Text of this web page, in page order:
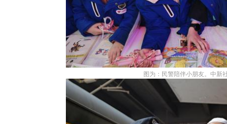
图为：民警陪伴小朋友。中新